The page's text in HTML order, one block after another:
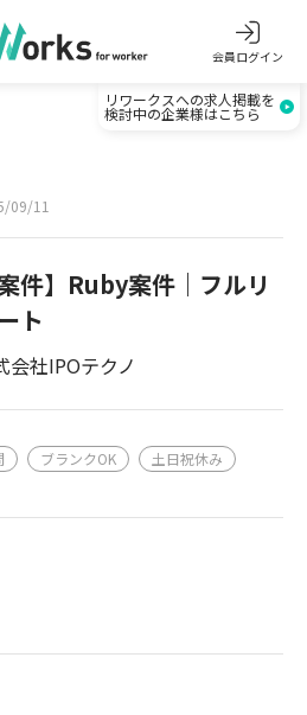
会員ログイン
リワークスへの求人掲載を
検討中の企業様はこちら
09/11
案件】Ruby案件｜フルリ
ト
会社IPOテクノ
ブランクOK 土日祝休み